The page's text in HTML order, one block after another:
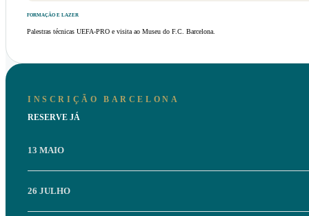
FORMAÇÃO E LAZER
Palestras técnicas UEFA-PRO e visita ao Museu do F.C. Barcelona.
INSCRIÇÃO BARCELONA
RESERVE JÁ
13 MAIO
26 JULHO